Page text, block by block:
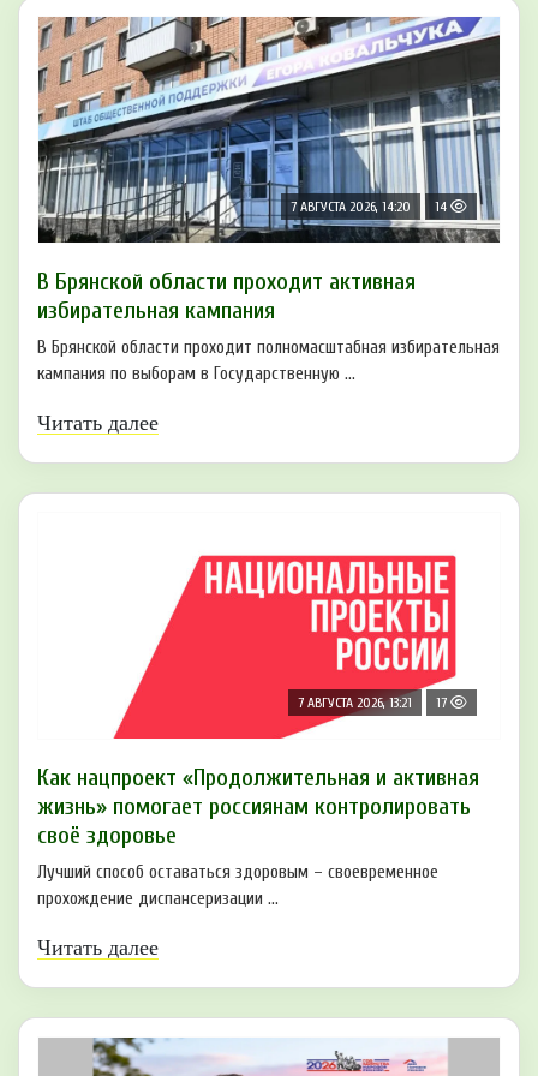
7 АВГУСТА 2026, 14:20 14
В Брянской области проходит активная
избирательная кампания
В Брянской области проходит полномасштабная избирательная
кампания по выборам в Государственную ...
Читать далее
7 АВГУСТА 2026, 13:21 17
Как нацпроект «Продолжительная и активная
жизнь» помогает россиянам контролировать
своё здоровье
Лучший способ оставаться здоровым – своевременное
прохождение диспансеризации ...
Читать далее